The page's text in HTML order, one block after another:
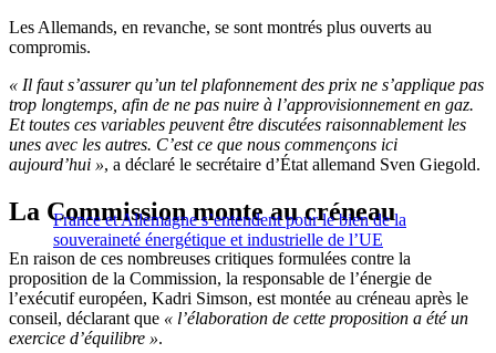
Les Allemands, en revanche, se sont montrés plus ouverts au
compromis.
« Il faut s’assurer qu’un tel plafonnement des prix ne s’applique pas
trop longtemps, afin de ne pas nuire à l’approvisionnement en gaz.
Et toutes ces variables peuvent être discutées raisonnablement les
unes avec les autres. C’est ce que nous commençons ici
aujourd’hui », a déclaré le secrétaire d’État allemand Sven Giegold.
France et Allemagne s’entendent pour le bien de la
souveraineté énergétique et industrielle de l’UE
La Commission monte au créneau
En raison de ces nombreuses critiques formulées contre la
proposition de la Commission, la responsable de l’énergie de
l’exécutif européen, Kadri Simson, est montée au créneau après le
conseil, déclarant que « l’élaboration de cette proposition a été un
exercice d’équilibre ».